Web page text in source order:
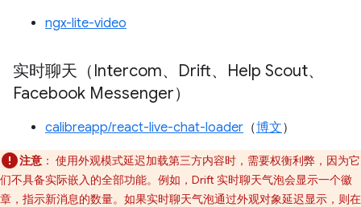
ngx-lite-video
实时聊天（Intercom、Drift、Help Scout、
Facebook Messenger）
calibreapp/react-live-chat-loader （博文）
注意 ： 使用外观模式延迟加载第三方内容时，需要权衡利弊，因为它
们不具备实际嵌入的全部功能。例如，Drift 实时聊天气泡会显示一个徽
章，指示新消息的数量。如果实时聊天气泡通过外观对象延迟显示，则在